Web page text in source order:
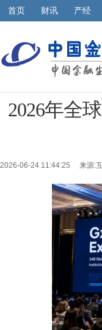
首页 财讯 产经
2026年全
2026-06-24 11:44:25 来源: